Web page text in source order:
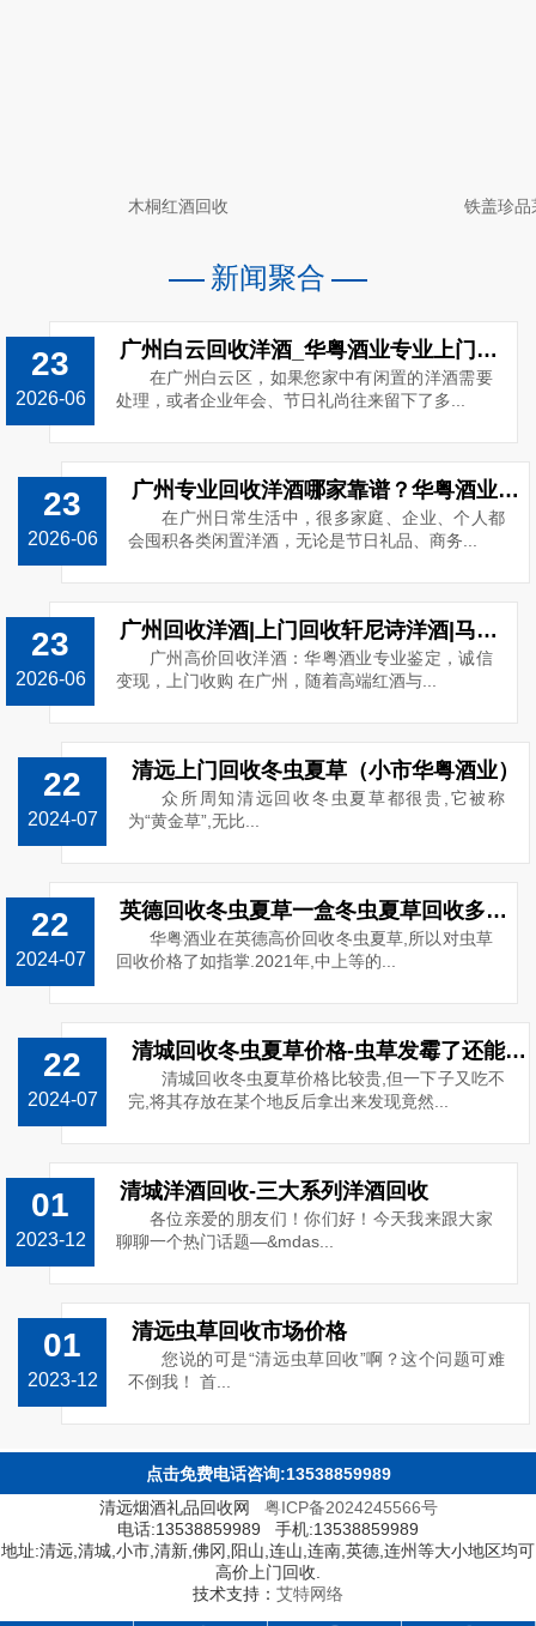
木桐红酒回收 铁盖珍品
新闻聚合
23
2026-06
广州白云回收洋酒_华粤酒业专业上门回收路易十三_电话13538859989
在广州白云区，如果您家中有闲置的洋酒需要
处理，或者企业年会、节日礼尚往来留下了多...
23
2026-06
广州专业回收洋酒哪家靠谱？华粤酒业高价上门回收o洋酒
在广州日常生活中，很多家庭、企业、个人都
会囤积各类闲置洋酒，无论是节日礼品、商务...
23
2026-06
广州回收洋酒|上门回收轩尼诗洋酒|马爹利|人头马路易十三洋酒回收
广州高价回收洋酒：华粤酒业专业鉴定，诚信
变现，上门收购 在广州，随着高端红酒与...
22
2024-07
清远上门回收冬虫夏草（小市华粤酒业）
众所周知清远回收冬虫夏草都很贵,它被称
为“黄金草”,无比...
22
2024-07
英德回收冬虫夏草一盒冬虫夏草回收多少钱
华粤酒业在英德高价回收冬虫夏草,所以对虫草
回收价格了如指掌.2021年,中上等的...
22
2024-07
清城回收冬虫夏草价格-虫草发霉了还能回收吗
清城回收冬虫夏草价格比较贵,但一下子又吃不
完,将其存放在某个地反后拿出来发现竟然...
01
2023-12
清城洋酒回收-三大系列洋酒回收
各位亲爱的朋友们！你们好！今天我来跟大家
聊聊一个热门话题—&mdas...
01
2023-12
清远虫草回收市场价格
您说的可是“清远虫草回收”啊？这个问题可难
不倒我！ 首...
点击免费电话咨询:13538859989
清远烟酒礼品回收网 粤ICP备2024245566号
电话:13538859989 手机:13538859989
地址:清远,清城,小市,清新,佛冈,阳山,连山,连南,英德,连州等大小地区均可
高价上门回收.
技术支持： 艾特网络